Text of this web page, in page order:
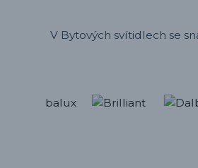
V Bytových svítidlech se